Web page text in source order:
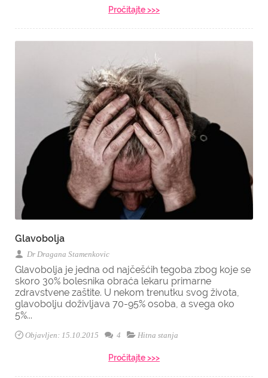
Pročitajte >>>
Glavobolja
Dr Dragana Stamenkovic
Glavobolja je jedna od najčešćih tegoba zbog koje se
skoro 30% bolesnika obraća lekaru primarne
zdravstvene zaštite. U nekom trenutku svog života,
glavobolju doživljava 70-95% osoba, a svega oko
5%...
Objavljen: 15.10.2015 4 Hitna stanja
Pročitajte >>>